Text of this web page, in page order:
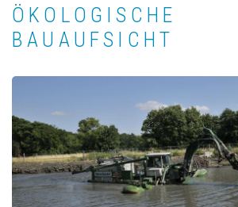
ÖKOLOGISCHE
BAUAUFSICHT